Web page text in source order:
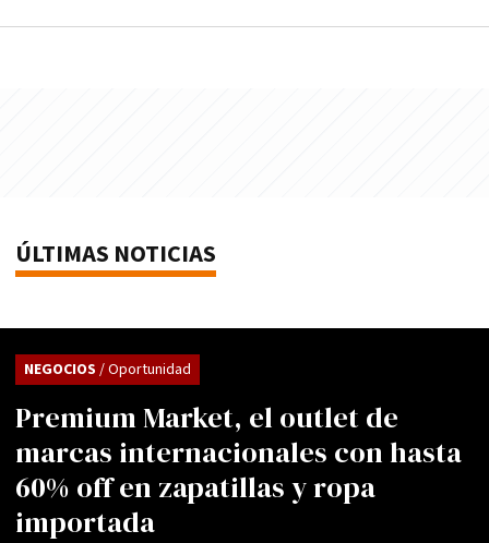
ÚLTIMAS NOTICIAS
Premium Market, el outlet de
marcas internacionales con hasta
60% off en zapatillas y ropa
importada
NEGOCIOS / Oportunidad